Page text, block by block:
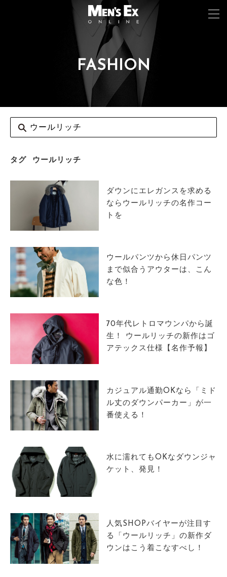
FASHION
タグ ウールリッチ
ダウンにエレガンスを求める
ならウールリッチの名作コー
トを
ウールパンツから休日パンツ
まで似合うアウターは、こん
な色！
70年代レトロマウンパから誕
生！ ウールリッチの新作はゴ
アテックス仕様【名作予報】
カジュアル通勤OKなら「ミド
ル丈のダウンパーカー」が一
番使える！
水に濡れてもOKなダウンジャ
ケット、発見！
人気SHOPバイヤーが注目す
る「ウールリッチ」の新作ダ
ウンはこう着こなすべし！
CAR&BIKE
LIFESTYLE
COLUMN
MAGAZINE
ABOUT SITE
サイトマップ